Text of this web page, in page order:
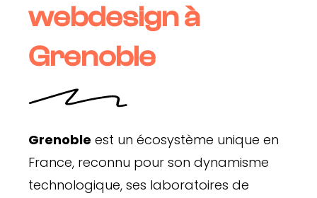
webdesign à
Grenoble
Grenoble est un écosystème unique en
France, reconnu pour son dynamisme
technologique, ses laboratoires de